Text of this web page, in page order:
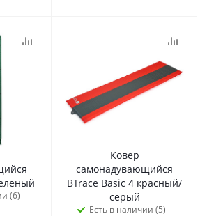
(6)
Ковер
самонадувающийся
BTrace Basic 4 красный/
серый
Есть в наличии (5)